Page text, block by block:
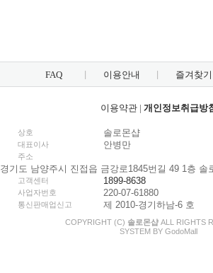
FAQ 이용안내 즐겨찾기
이용약관| 개인정보취급방
상호 솔로몬샵
대표이사 안병만
주소
경기도 남양주시 진접읍 금강로1845번길 49 1층 솔
고객센터 1899-8638
사업자번호 220-07-61880
통신판매업신고 제 2010-경기하남-6 호
COPYRIGHT (C) 솔로몬샵 ALL RIGHTS
SYSTEM BY GodoMall